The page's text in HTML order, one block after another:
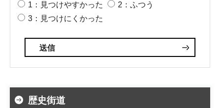
1：見つけやすかった
2：ふつう
3：見つけにくかった
歴史街道